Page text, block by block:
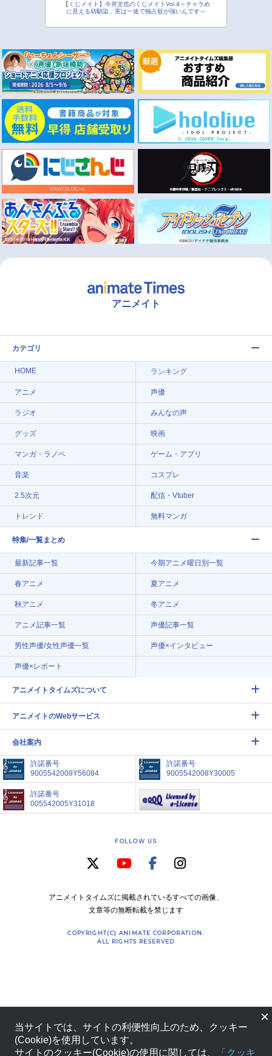
【くじメイト】今井文也のくじメイトVol.4～チャラめ
に見える幼馴染、実は一途で独占欲が強いんです～
アニメイト
カテゴリ
HOME ランキング
アニメ 声優
ラジオ みんなの声
グッズ 映画
マンガ・ラノベ ゲーム・アプリ
音楽 コスプレ
2.5次元 配信・Vtuber
トレンド 無料マンガ
特集/一覧まとめ
最新記事一覧 今期アニメ曜日別一覧
春アニメ 夏アニメ
秋アニメ 冬アニメ
アニメ記事一覧 声優記事一覧
男性声優/女性声優一覧 声優×インタビュー
声優×レポート
アニメイトタイムズについて
アニメイトのWebサービス
会社案内
許諾番号
9005542009Y56084
許諾番号
9005542008Y30005
許諾番号
005542005Y31018
FOLLOW US
アニメイトタイムズに掲載されているすべての画像、
文章等の無断転載を禁じます
COPYRIGHT(C) ANIMATE CORPORATION.
ALL RIGHTS RESERVED
×
当サイトでは、サイトの利便性向上のため、クッキー
(Cookie)を使用しています。
サイトのクッキー(Cookie)の使用に関しては、
「クッキ